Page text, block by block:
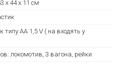
х 44 х 11 см
типу AA 1,5 V ( на входять у
локомотив, 3 вагона, рейки